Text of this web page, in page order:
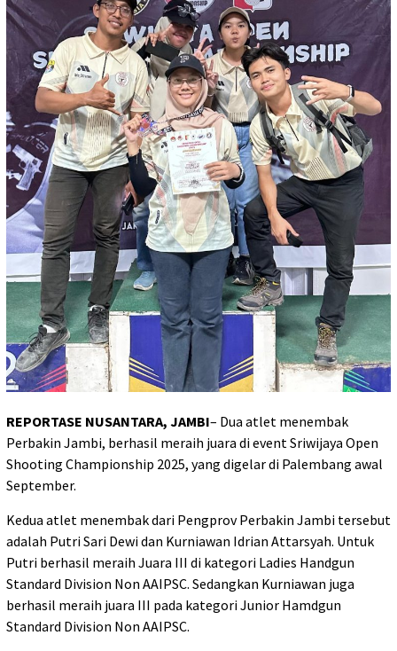
REPORTASE NUSANTARA, JAMBI– Dua atlet menembak
Perbakin Jambi, berhasil meraih juara di event Sriwijaya Open
Shooting Championship 2025, yang digelar di Palembang awal
September.
Kedua atlet menembak dari Pengprov Perbakin Jambi tersebut
adalah Putri Sari Dewi dan Kurniawan Idrian Attarsyah. Untuk
Putri berhasil meraih Juara III di kategori Ladies Handgun
Standard Division Non AAIPSC. Sedangkan Kurniawan juga
berhasil meraih juara III pada kategori Junior Hamdgun
Standard Division Non AAIPSC.